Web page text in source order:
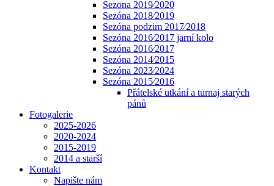
Sezona 2019⁄2020
Sezóna 2018⁄2019
Sezóna podzim 2017⁄2018
Sezóna 2016⁄2017 jarní kolo
Sezóna 2016⁄2017
Sezóna 2014⁄2015
Sezóna 2023⁄2024
Sezóna 2015⁄2016
Přátelské utkání a turnaj starých
pánů
Fotogalerie
2025-2026
2020-2024
2015-2019
2014 a starší
Kontakt
Napište nám